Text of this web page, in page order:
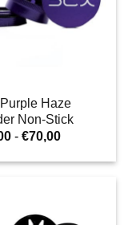
Haze
Non-Stick
- €70,00Rango
precios: